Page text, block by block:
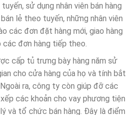
sử dụng nhân viên bán hàng
lẻ theo tuyến, những nhân viên
các đơn đặt hàng mới, giao hàng
các đơn hàng tiếp theo.
cấp tủ trưng bày hàng năm sử
cho cửa hàng của họ và tính bắt
ra, công ty còn giúp đỡ các
xếp các khoản cho vay phương tiện
và tổ chức bán hàng. Đây là điểm